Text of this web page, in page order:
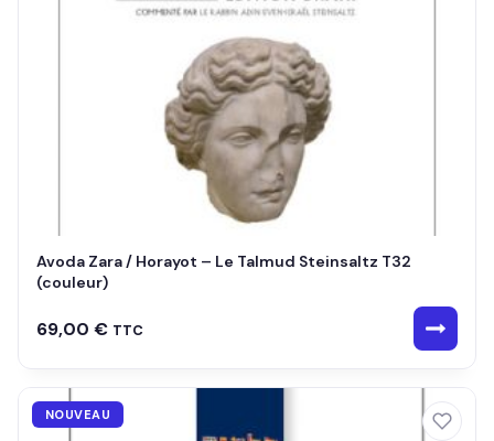
Avoda Zara / Horayot – Le Talmud Steinsaltz T32
(couleur)
69,00 € TTC
NOUVEAU